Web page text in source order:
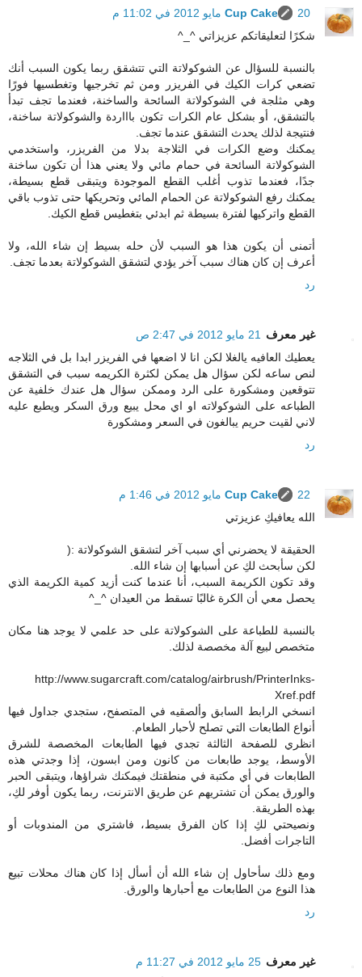
Cup Cake
20 مايو 2012 في 11:02 م
شكرًا لتعليقاتكم عزيزاتي ^_^
بالنسبة للسؤال عن الشوكولاتة التي تتشقق ربما يكون السبب أنك
تضعي كرات الكيك في الفريزر ومن ثم تخرجيها وتغطسيها فورًا
وهي مثلجة في الشوكولاتة السائحة والساخنة، فعندما تجف تبدأ
بالتشقق، أو بشكل عام الكرات تكون باااردة والشوكولاتة ساخنة،
فنتيجة لذلك يحدث التشقق عندما تجف.
يمكنك وضع الكرات في الثلاجة بدلا من الفريزر، واستخدمي
الشوكولاتة السائحة في حمام مائي ولا يعني هذا أن تكون ساخنة
جدًا، فعندما تذوب أغلب القطع الموجودة ويتبقى قطع بسيطة،
يمكنك رفع الشوكولاتة عن الحمام المائي وتحريكها حتى تذوب باقي
القطع واتركيها لفترة بسيطة ثم ابدئي بتغطيس قطع الكيك.
أتمنى أن يكون هذا هو السبب لأن حله بسيط إن شاء الله، ولا
أعرف إن كان هناك سبب آخر يؤدي لتشقق الشوكولاتة بعدما تجف.
رد
غير معرف 21 مايو 2012 في 2:47 ص
يعطيك العافيه يالغلا لكن انا لا اضعها في الفريزر ابدا بل في الثلاجه
لنص ساعه لكن سؤال هل يمكن لكثرة الكريمه سبب في التشقق
تتوقعين ومشكورة على الرد وممكن سؤال هل عندك خلفية عن
الطباعه على الشوكولاته او اي محل يبيع ورق السكر ويطبع عليه
لاني لقيت حريم يبالغون في السعر ومشكورة
رد
Cup Cake
22 مايو 2012 في 1:46 م
الله يعافيكِ عزيزتي
الحقيقة لا يحضرني أي سبب آخر لتشقق الشوكولاتة :(
لكن سأبحث لكِ عن أسبابها إن شاء الله.
وقد تكون الكريمة السبب، أنا عندما كنت أزيد كمية الكريمة الذي
يحصل معي أن الكرة غالبًا تسقط من العيدان ^_^
بالنسبة للطباعة على الشوكولاتة على حد علمي لا يوجد هنا مكان
متخصص لبيع آلة مخصصة لذلك.
http://www.sugarcraft.com/catalog/airbrush/PrinterInks-
Xref.pdf
انسخي الرابط السابق وألصقيه في المتصفح، ستجدي جداول فيها
أنواع الطابعات التي تصلح لأحبار الطعام.
انظري للصفحة الثالثة تجدي فيها الطابعات المخصصة للشرق
الأوسط، يوجد طابعات من كانون ومن ابسون، إذا وجدتي هذه
الطابعات في أي مكتبة في منطقتك فيمكنك شراؤها، ويتبقى الحبر
والورق يمكن أن تشتريهم عن طريق الانترنت، ربما يكون أوفر لكِ،
بهذه الطريقة.
ونصيحتي لكِ إذا كان الفرق بسيط، فاشتري من المندوبات أو
التاجرات أفضل.
ومع ذلك سأحاول إن شاء الله أن أسأل إذا كان هناك محلات تبيع
هذا النوع من الطابعات مع أحبارها والورق.
رد
غير معرف 25 مايو 2012 في 11:27 م